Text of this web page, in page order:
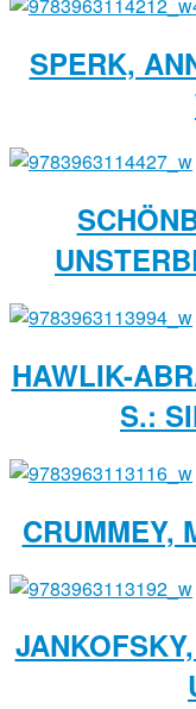
SPERK,
HAWLIK-
S.:
CRUMMEY,